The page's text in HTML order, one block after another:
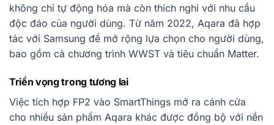
không chỉ tự động hóa mà còn thích nghi với nhu cầu
độc đáo của người dùng. Từ năm 2022, Aqara đã hợp
tác với Samsung để mở rộng lựa chọn cho người dùng,
bao gồm cả chương trình WWST và tiêu chuẩn Matter.
Triển vọng trong tương lai
Việc tích hợp FP2 vào SmartThings mở ra cánh cửa
cho nhiều sản phẩm Aqara khác được đồng bộ với nền